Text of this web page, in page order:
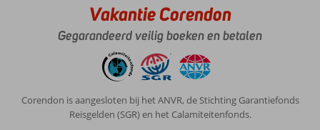
Vakantie Corendon
Gegarandeerd veilig boeken en betalen
Corendon is aangesloten bij het ANVR, de Stichting Garantiefonds
Reisgelden (SGR) en het Calamiteitenfonds.